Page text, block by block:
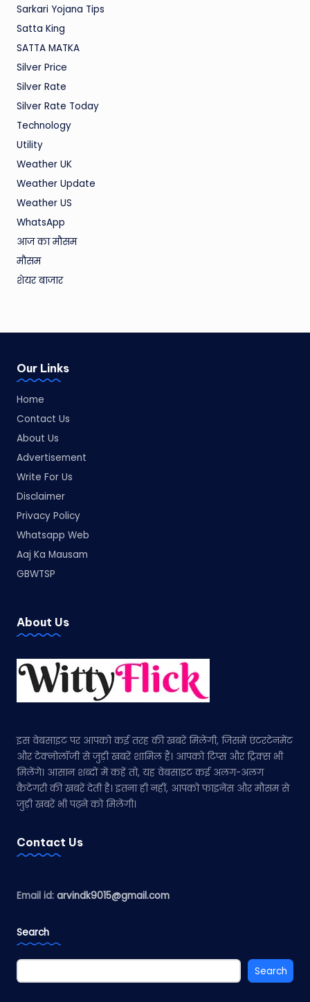
Sarkari Yojana Tips
Satta King
SATTA MATKA
Silver Price
Silver Rate
Silver Rate Today
Technology
Utility
Weather UK
Weather Update
Weather US
WhatsApp
आज का मौसम
मौसम
शेयर बाजार
Our Links
Home
Contact Us
About Us
Advertisement
Write For Us
Disclaimer
Privacy Policy
Whatsapp Web
Aaj Ka Mausam
GBWTSP
About Us
इस वेबसाइट पर आपको कई तरह की खबरें मिलेंगी, जिसमें एंटरटेनमेंट
और टेक्नोलॉजी से जुड़ी खबरें शामिल हैं। आपको टिप्स और ट्रिक्स भी
मिलेंगे। आसान शब्दों में कहें तो, यह वेबसाइट कई अलग-अलग
कैटेगरी की खबरें देती है। इतना ही नहीं, आपको फाइनेंस और मौसम से
जुड़ी खबरें भी पढ़ने को मिलेंगी।
Contact Us
Email id: arvindk9015@gmail.com
Search
Search